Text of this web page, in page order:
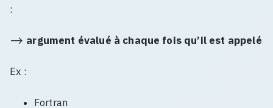
:
⟶ argument évalué à chaque fois qu’il est appelé
Ex :
Fortran